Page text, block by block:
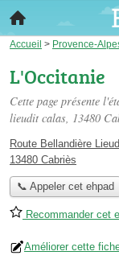
Accueil > Provence-
L'Occitanie
Cette page présente
lieudit calas, 13480
Route Bellandière
13480 Cabriès
📞 Appeler cet ehpad
Recommander cet
Améliorer cette